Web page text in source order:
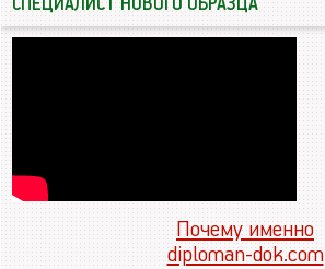
СПЕЦИАЛИСТ НОВОГО ОБРАЗЦА
Почему именно
diploman-dok.com